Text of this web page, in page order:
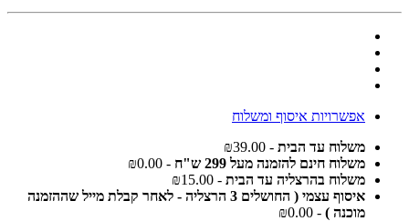
אפשרויות איסוף ומשלוח
משלוח עד הבית - ₪39.00
משלוח חינם להזמנה מעל 299 ש"ח
- ₪0.00
משלוח בהרצליה עד הבית - ₪15.00
איסוף עצמי ( החושלים 3 הרצליה - לאחר קבלת מייל שההזמנה
מוכנה ) - ₪0.00